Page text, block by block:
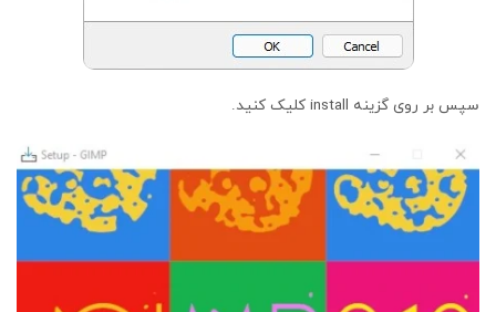
سپس بر روی گزینه install کلیک کنید.